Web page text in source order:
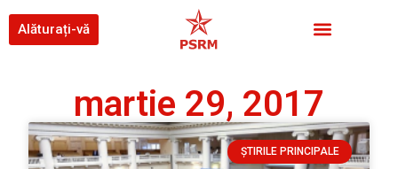
Alăturați-vă
martie 29, 2017
ȘTIRILE PRINCIPALE